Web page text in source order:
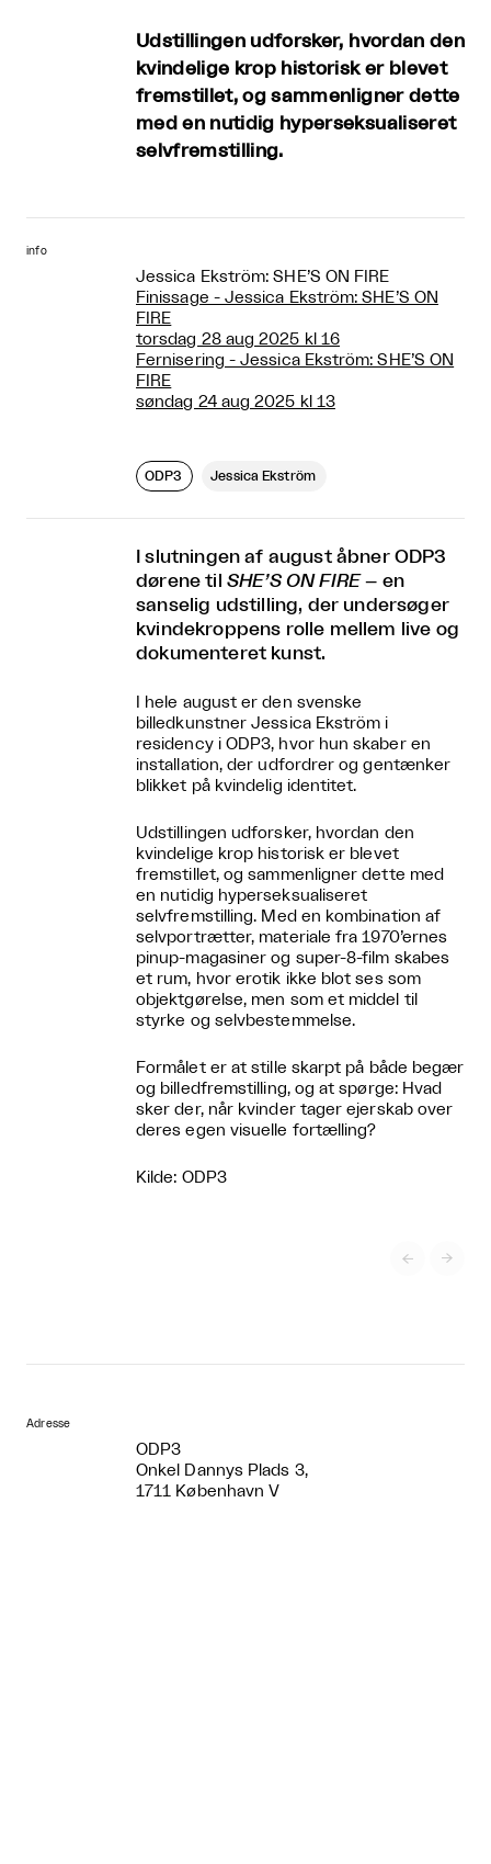
Udstillingen udforsker, hvordan den
kvindelige krop historisk er blevet
fremstillet, og sammenligner dette
med en nutidig hyperseksualiseret
selvfremstilling.
info
Jessica Ekström: SHE’S ON FIRE
Finissage - Jessica Ekström: SHE’S ON
FIRE
torsdag 28 aug 2025 kl 16
Fernisering - Jessica Ekström: SHE’S ON
FIRE
søndag 24 aug 2025 kl 13
ODP3 Jessica Ekström
I slutningen af august åbner ODP3
dørene til SHE’S ON FIRE– en
sanselig udstilling, der undersøger
kvindekroppens rolle mellem live og
dokumenteret kunst.
I hele august er den svenske
billedkunstner Jessica Ekström i
residency i ODP3, hvor hun skaber en
installation, der udfordrer og gentænker
blikket på kvindelig identitet.
Udstillingen udforsker, hvordan den
kvindelige krop historisk er blevet
fremstillet, og sammenligner dette med
en nutidig hyperseksualiseret
selvfremstilling. Med en kombination af
selvportrætter, materiale fra 1970’ernes
pinup-magasiner og super-8-film skabes
et rum, hvor erotik ikke blot ses som
objektgørelse, men som et middel til
styrke og selvbestemmelse.
Formålet er at stille skarpt på både begær
og billedfremstilling, og at spørge: Hvad
sker der, når kvinder tager ejerskab over
deres egen visuelle fortælling?
Kilde: ODP3
 
Adresse
ODP3
Onkel Dannys Plads 3,
1711 København V